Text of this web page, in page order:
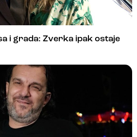
i grada: Zverka ipak ostaje